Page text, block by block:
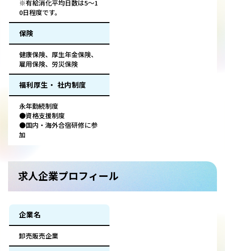
※有給消化平均日数は5～1
0日程度です。
保険
健康保険、厚生年金保険、
雇用保険、労災保険
福利厚生・ 社内制度
永年勤続制度
●資格支援制度
●国内・海外合宿研修に参
加
求人企業プロフィール
企業名
卸売販売企業